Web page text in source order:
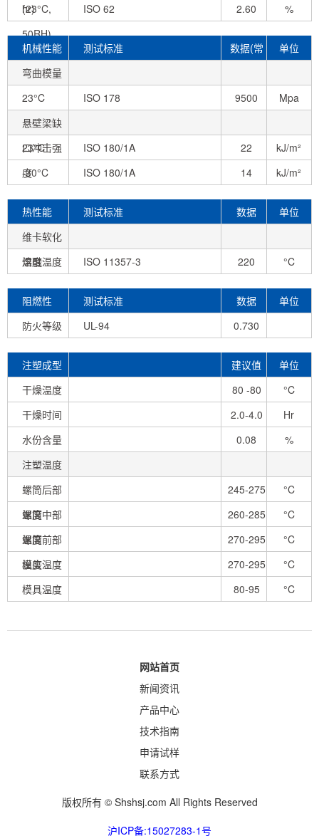
hr)
(23°C,
50RH)
ISO 62 2.60 %
机械性能 测试标准
数据(常
单位
弯曲模量
23°C
ISO 178 9500
Mpa
悬壁梁缺
口冲击强
度
23°C ISO 180/1A 22
kJ/m²
-30°C
ISO 180/1A 14 kJ/m²
热性能 测试标准 数据
单位
维卡软化
温度
熔融温度 ISO 11357-3 220 °C
阻燃性 测试标准 数据
单位
防火等级
UL-94
0.730
mm
注塑成型
条件
建议值
单位
干燥温度
80 -80
°C
干燥时间
2.0-4.0
Hr
水份含量
0.08
%
注塑温度
螺筒后部
温度
245-275
°C
螺筒中部
温度
260-285
°C
螺筒前部
温度
270-295
°C
模头温度
270-295
°C
模具温度
80-95 °C
网站首页
新闻资讯
产品中心
技术指南
申请试样
联系方式
版权所有 © Shshsj.com All Rights Reserved
沪ICP备:15027283-1号